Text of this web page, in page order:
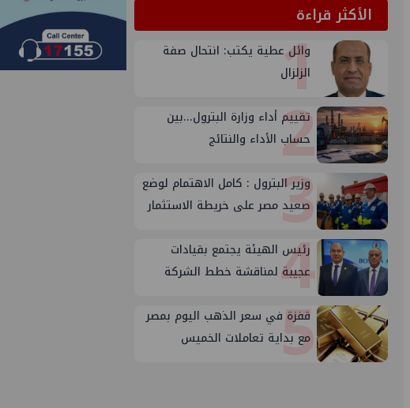
الأكثر قراءة
1
وائل عطية يكتب: انتحال صفة
الزلزال
2
تقييم أداء وزارة البترول...بين
حساب الأداء والنتائج
3
وزير البترول : كامل الاهتمام لوضع
صعيد مصر على خريطة الاستثمار
4
رئيس الهيئة يجتمع بقيادات
عجيبة لمناقشة خطط الشركة
5
قفزة في سعر الذهب اليوم بمصر
مع بداية تعاملات الخميس